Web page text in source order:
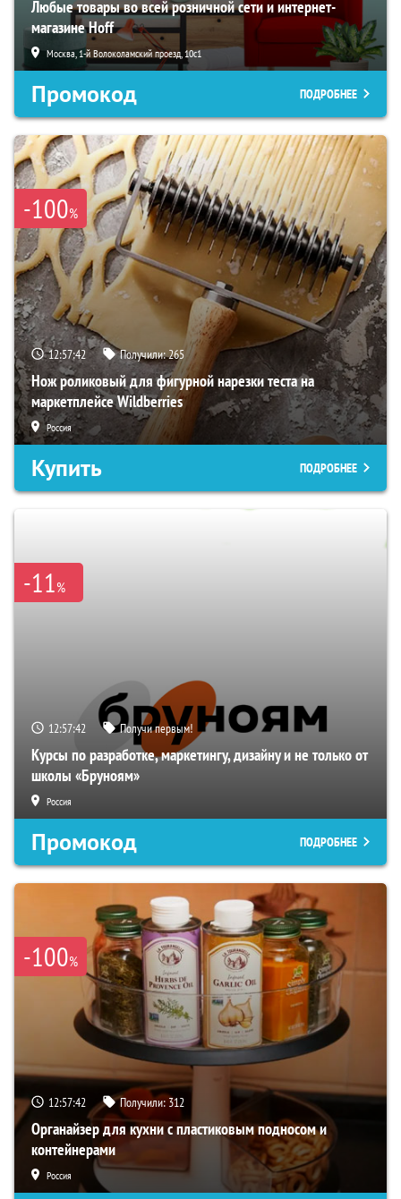
Любые товары во всей розничной сети и интернет-
магазине Hoff
Москва, 1-й Волоколамский проезд, 10с1
Промокод ПОДРОБНЕЕ
-100%
12:57:41 Получили:265
Нож роликовый для фигурной нарезки теста на
маркетплейсе Wildberries
Россия
Купить ПОДРОБНЕЕ
-11%
12:57:41 Получи первым!
Курсы по разработке, маркетингу, дизайну и не только от
школы «Бруноям»
Россия
Промокод ПОДРОБНЕЕ
-100%
12:57:41 Получили: 312
Органайзер для кухни с пластиковым подносом и
контейнерами
Россия